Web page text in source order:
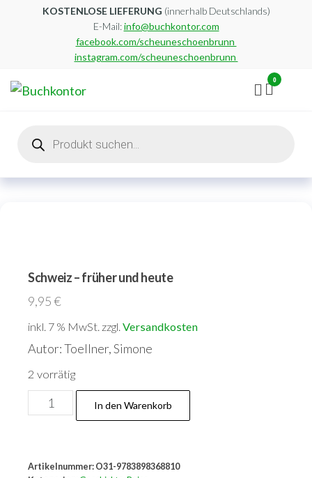
KOSTENLOSE LIEFERUNG (innerhalb Deutschlands)
E-Mail:info@buchkontor.com
facebook.com/scheuneschoenbrunn
instagram.com/scheuneschoenbrunn
0
search
Schweiz – früher und heute
9,95€
inkl. 7 % MwSt. zzgl. Versandkosten
Autor: Toellner, Simone
2 vorrätig
Schweiz
-
In den Warenkorb
Artikelnummer: O31-9783898368810